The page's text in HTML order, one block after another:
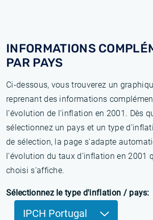
INFORMATIONS
PAR PAYS
Ci-dessous, vous trouverez un
reprenant des informations
l’évolution de l'inflation en 2001. Dès
sélectionnez un pays et un type
de sélection, la page s'adapte
l'évolution du taux d'inflation en 2001
choisi s'affiche.
Sélectionnez le type d'inflation / pays:
IPCH Portugal